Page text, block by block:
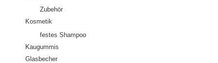
Zubehör
Kosmetik
festes Shampoo
Kaugummis
Glasbecher